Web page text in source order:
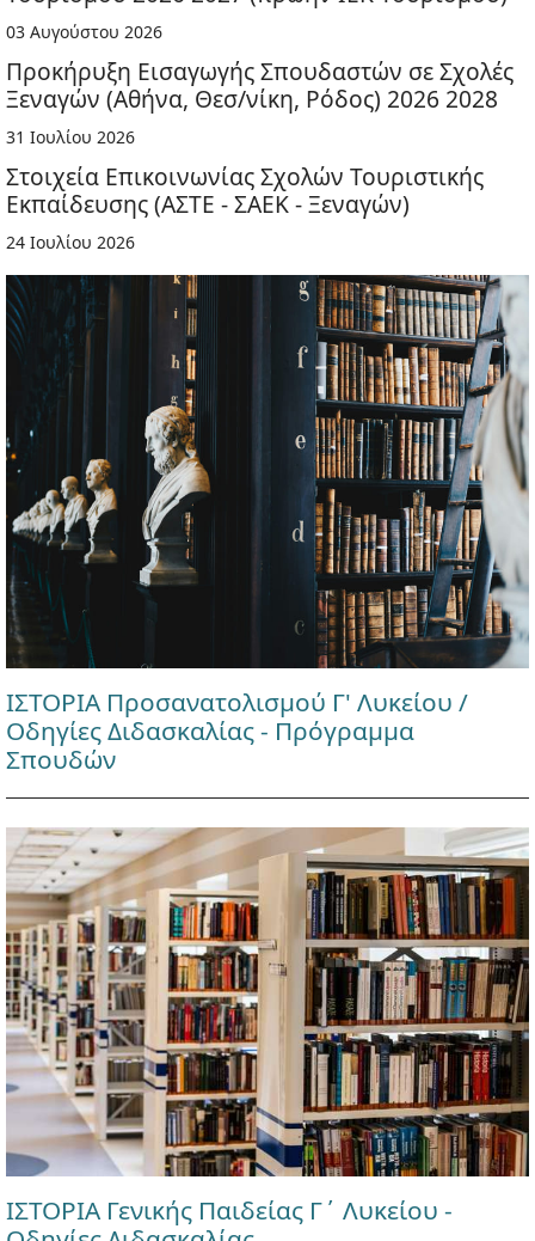
03 Αυγούστου 2026
Προκήρυξη Εισαγωγής Σπουδαστών σε Σχολές
Ξεναγών (Αθήνα, Θεσ/νίκη, Ρόδος) 2026 2028
31 Ιουλίου 2026
Στοιχεία Επικοινωνίας Σχολών Τουριστικής
Εκπαίδευσης (ΑΣΤΕ - ΣΑΕΚ - Ξεναγών)
24 Ιουλίου 2026
ΙΣΤΟΡΙΑ Προσανατολισμού Γ' Λυκείου /
Οδηγίες Διδασκαλίας - Πρόγραμμα
Σπουδών
ΙΣΤΟΡΙΑ Γενικής Παιδείας Γ΄ Λυκείου -